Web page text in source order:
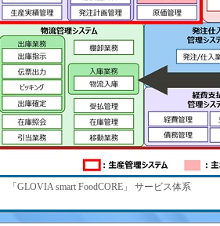
「GLOVIA smart FoodCORE」 サービス体系